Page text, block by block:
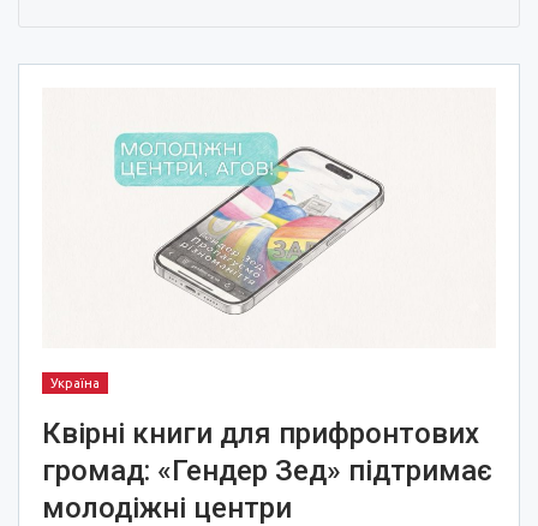
Україна
Квірні книги для прифронтових
громад: «Гендер Зед» підтримає
молодіжні центри